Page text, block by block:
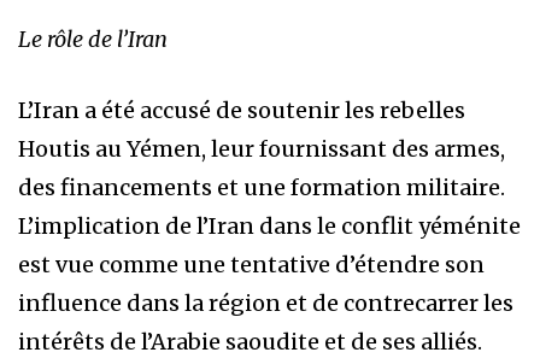
Le rôle de l’Iran
L’Iran a été accusé de soutenir les rebelles
Houtis au Yémen, leur fournissant des armes,
des financements et une formation militaire.
L’implication de l’Iran dans le conflit yéménite
est vue comme une tentative d’étendre son
influence dans la région et de contrecarrer les
intérêts de l’Arabie saoudite et de ses alliés.